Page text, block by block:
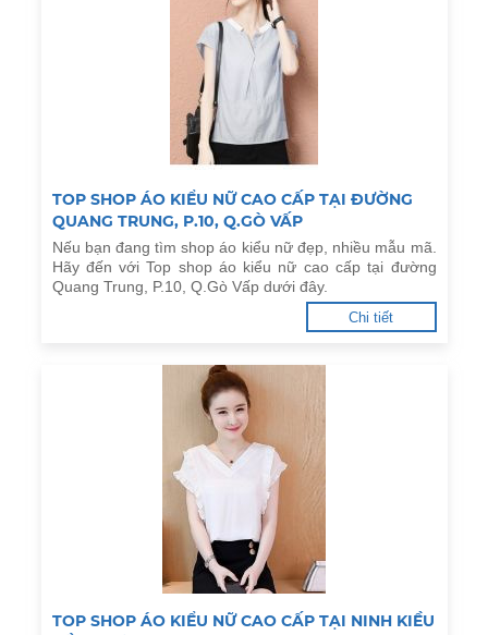
TOP SHOP ÁO KIỂU NỮ CAO CẤP TẠI ĐƯỜNG
QUANG TRUNG, P.10, Q.GÒ VẤP
Nếu bạn đang tìm shop áo kiểu nữ đẹp, nhiều mẫu mã.
Hãy đến với Top shop áo kiểu nữ cao cấp tại đường
Quang Trung, P.10, Q.Gò Vấp dưới đây.
Chi tiết
TOP SHOP ÁO KIỂU NỮ CAO CẤP TẠI NINH KIỀU